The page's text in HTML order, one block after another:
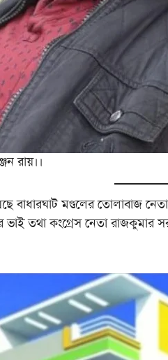
রায়।।
বাধারঘাট মণ্ডলের তোলাবাজ
ভাই তথা কংগ্রেস নেতা রাজকুমার